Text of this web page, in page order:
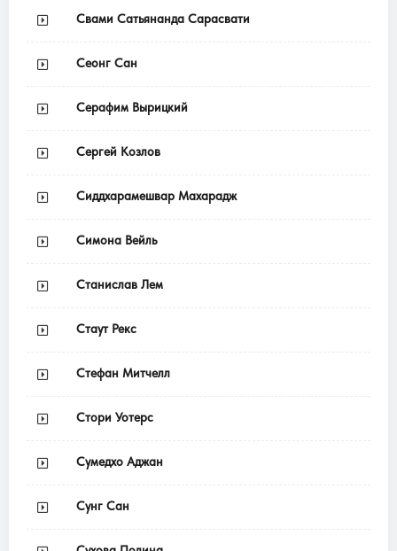
Свами Сатьянанда Сарасвати
Сеонг Сан
Серафим Вырицкий
Сергей Козлов
Сиддхарамешвар Махарадж
Симона Вейль
Станислав Лем
Стаут Рекс
Стефан Митчелл
Стори Уотерс
Сумедхо Аджан
Сунг Сан